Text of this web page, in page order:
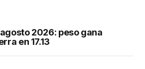
2026: peso gana
en 17.13